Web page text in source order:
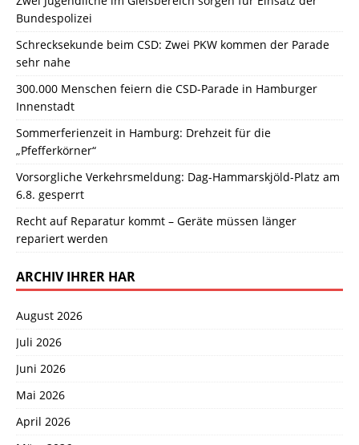
Bundespolizei
Schrecksekunde beim CSD: Zwei PKW kommen der Parade
sehr nahe
300.000 Menschen feiern die CSD-Parade in Hamburger
Innenstadt
Sommerferienzeit in Hamburg: Drehzeit für die
„Pfefferkörner“
Vorsorgliche Verkehrsmeldung: Dag-Hammarskjöld-Platz am
6.8. gesperrt
Recht auf Reparatur kommt – Geräte müssen länger
repariert werden
ARCHIV IHRER HAR
August 2026
Juli 2026
Juni 2026
Mai 2026
April 2026